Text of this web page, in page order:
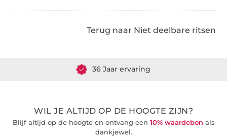
Terug naar Niet deelbare ritsen
36 Jaar ervaring
WIL JE ALTIJD OP DE HOOGTE ZIJN?
Blijf altijd op de hoogte en ontvang een 10% waardebon als
dankjewel.